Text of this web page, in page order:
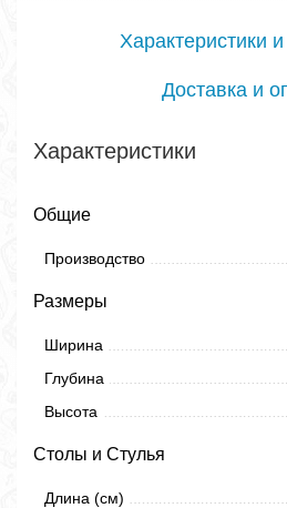
Характеристики
Доставка и
Характеристики
Общие
Производство
Размеры
Ширина
Глубина
Высота
Столы и Стулья
Длина (см)